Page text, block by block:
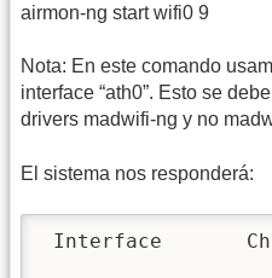
airmon-ng start wifi0 9
Nota: En este comando
interface “ath0”. Esto se
drivers madwifi-ng y no
El sistema nos responderá:
Interface